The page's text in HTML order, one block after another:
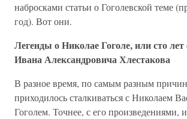
набросками статьи о Гоголевской теме
год). Вот они.
Легенды о Николае Гоголе, или сто
Ивана Александровича Хлестакова
В разное время, по самым разным
приходилось сталкиваться с Николаем
Гоголем. Точнее, с его произведениями,